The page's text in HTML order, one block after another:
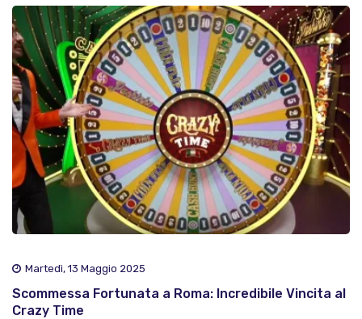
Martedì, 13 Maggio 2025
Scommessa Fortunata a Roma: Incredibile Vincita al
Crazy Time